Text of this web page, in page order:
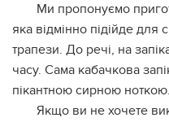
Ми пропонуємо
яка відмінно підійде для
трапези. До речі, на
часу. Сама кабачкова
пікантною сирною ноткою.
Якщо ви не хочете